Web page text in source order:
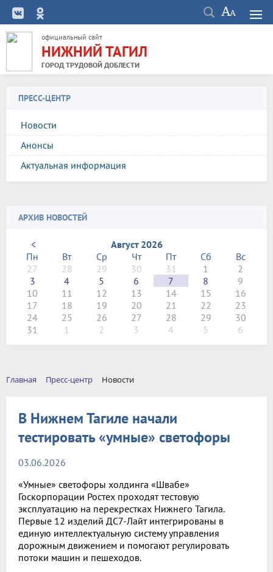
официальный сайт
НИЖНИЙ ТАГИЛ
ГОРОД ТРУДОВОЙ ДОБЛЕСТИ
ПРЕСС-ЦЕНТР
Новости
Анонсы
Актуальная информация
АРХИВ НОВОСТЕЙ
<
Август 2026
Пн
Вт Ср Чт Пт Сб
Вс
27
28 29 30 31 1
2
3
4 5 6 7 8
9
10
11 12 13 14 15
16
17
18 19 20 21 22
23
24
25 26 27 28 29
30
31
1 2 3 4 5 6
Главная Пресс-центр Новости
В Нижнем Тагиле начали
тестировать «умные» светофоры
03.06.2026
«Умные» светофоры холдинга «Швабе»
Госкорпорации Ростех проходят тестовую
эксплуатацию на перекрестках Нижнего Тагила.
Первые 12 изделий ДС7-Лайт интегрированы в
единую интеллектуальную систему управления
дорожным движением и помогают регулировать
потоки машин и пешеходов.